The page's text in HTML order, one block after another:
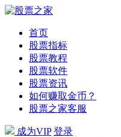
首页
股票指标
股票教程
股票软件
股票资讯
如何赚取金币？
股票之家客服
成为VIP 登录